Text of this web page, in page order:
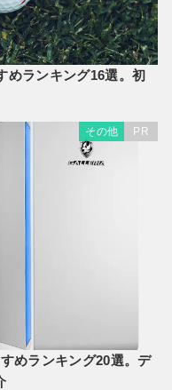
めランキング16選。初
その他 PR
めランキング20選。デ